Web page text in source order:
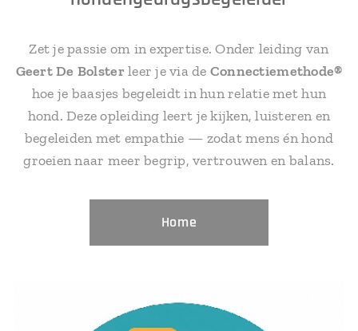
Zet je passie om in expertise. Onder leiding van
Geert De Bolsterleer je via de Connectiemethode®
hoe je baasjes begeleidt in hun relatie met hun
hond. Deze opleiding leert je kijken, luisteren en
begeleiden met empathie — zodat mens én hond
groeien naar meer begrip, vertrouwen en balans.
Home